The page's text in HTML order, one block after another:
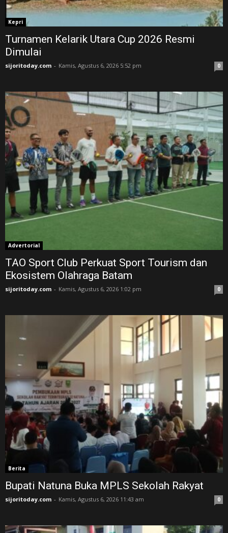
Kepri
Turnamen Kelarik Utara Cup 2026 Resmi
Dimulai
sijoritoday.com - Kamis, Agustus 6, 2026 5:52 pm 0
Advertorial
TAO Sport Club Perkuat Sport Tourism dan
Ekosistem Olahraga Batam
sijoritoday.com - Kamis, Agustus 6, 2026 1:02 pm 0
Berita
Bupati Natuna Buka MPLS Sekolah Rakyat
sijoritoday.com - Kamis, Agustus 6, 2026 11:43 am 0